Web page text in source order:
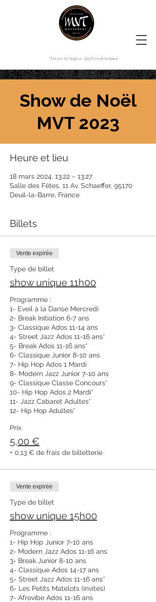
📍21 rue de l'Eglise, 95170 Deuil-la-Barre
Show de Noël
MVT 2023
Heure et lieu
18 mars 2024, 13:22 – 13:27
Salle des Fêtes, 11 Av. Schaeffer, 95170
Deuil-la-Barre, France
Billets
Vente expirée
Type de billet
show unique 11h00
Programme :
1- Eveil à la Danse Mercredi
2- Break Initiation 6-7 ans
3- Classique Ados 11-14 ans
4- Street Jazz Ados 11-16 ans*
5- Break Ados 11-16 ans*
6- Classique Junior 8-10 ans
7- Hip Hop Ados 1 Mardi
8- Modern Jazz Junior 7-10 ans
9- Classique Classe Concours*
10- Hip Hop Ados 2 Mardi*
11- Jazz Cabaret Adultes*
12- Hip Hop Adultes*
Prix
5,00 €
+ 0,13 € de frais de billetterie
Vente expirée
Type de billet
show unique 15h00
Programme :
1- Hip Hop Junior 7-10 ans
2- Modern Jazz Ados 11-16 ans
3- Break Junior 8-10 ans
4- Classique Ados 14-17 ans
5- Street Jazz Ados 11-16 ans*
6- Les Petits Matelots (invités)
7- Afrovibe Ados 11-16 ans